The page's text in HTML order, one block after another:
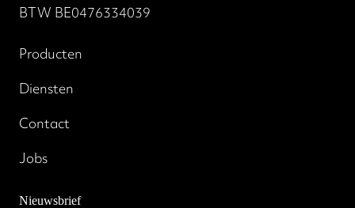
BTW BE0476334039
Producten
Diensten
Contact
Jobs
Nieuwsbrief